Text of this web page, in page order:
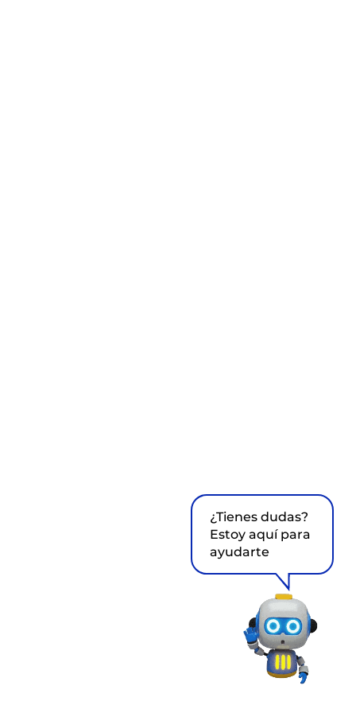
¿Tienes dudas?
Estoy aquí para
ayudarte